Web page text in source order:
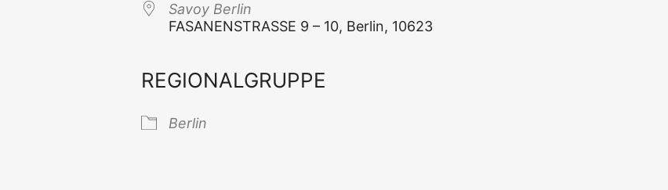
Savoy Ber­lin
FASANENSTRASSE 9 – 10, Ber­lin, 10623
REGIONALGRUPPE
Ber­lin